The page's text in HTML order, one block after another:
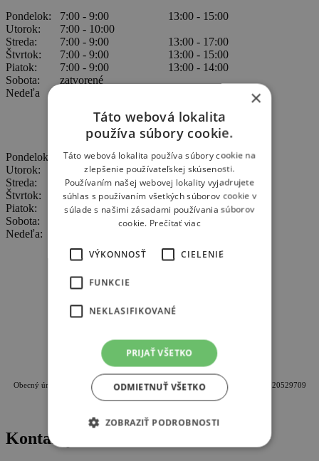
Pondelok: 7:00 - 9:00
13:00 - 15:00
Utorok:
7:00 - 10:00
Streda:
7:00 - 9:00
13:00 - 17:00
Štvrtok:
7:00 - 9:00
13:00 - 15:00
Piatok:
7:00 - 9:00
13:00 - 14:00
Sobota:
zatvorené
Nedeľa
Potraviny COOP Jednota
Pondelok: 7:00 - 11:00
12:30 - 16:30
Utorok:
7:00 - 12:00
12:30 - 16:30
Streda:
7:00 - 12:00
12:30 - 16:30
Štvrtok:
7:00 - 12:00
12:30 - 16:30
Piatok:
7:00 - 12:00
12:30 - 16:30
Sobota:
Nedeľa:
Oficiálna internetová stránka obce Lovča
Obecný úrad Lovča, Geromettova 95, 96621 Lovča, IČO: 00320820, DIČ: 2020529709
Kontakty
×
Táto webová lokalita
používa súbory cookie.
Táto webová lokalita používa súbory cookie na
zlepšenie používateľskej skúsenosti.
Používaním našej webovej lokality vyjadrujete
súhlas s používaním všetkých súborov cookie v
súlade s našimi zásadami používania súborov
cookie. Prečítať viac
VÝKONNOSŤ CIELENIE
FUNKCIE
NEKLASIFIKOVANÉ
PRIJAŤ VŠETKO
ODMIETNUŤ VŠETKO
ZOBRAZIŤ PODROBNOSTI